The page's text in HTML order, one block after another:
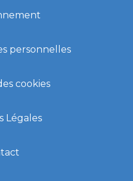
personnelles
cookies
Légales